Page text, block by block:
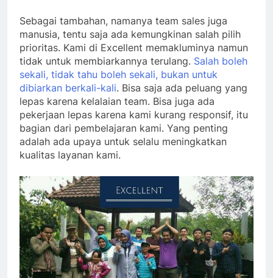
Sebagai tambahan, namanya team sales juga
manusia, tentu saja ada kemungkinan salah pilih
prioritas. Kami di Excellent memakluminya namun
tidak untuk membiarkannya terulang. Salah boleh
sekali, tidak tahu boleh sekali, bukan untuk
dibiarkan berkali-kali. Bisa saja ada peluang yang
lepas karena kelalaian team. Bisa juga ada
pekerjaan lepas karena kami kurang responsif, itu
bagian dari pembelajaran kami. Yang penting
adalah ada upaya untuk selalu meningkatkan
kualitas layanan kami.